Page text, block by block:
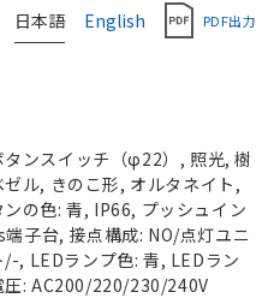
日本語 English PDF出力
タンスイッチ（φ22）, 照光, 樹
ゼル, きのこ形, オルタネイト,
ンの色: 青, IP66, プッシュイン
端子台, 接点構成: NO/点灯ユニ
/-, LEDランプ色: 青, LEDラン
圧: AC200/220/230/240V